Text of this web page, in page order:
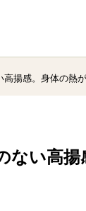
揚感。身体の熱
ない高